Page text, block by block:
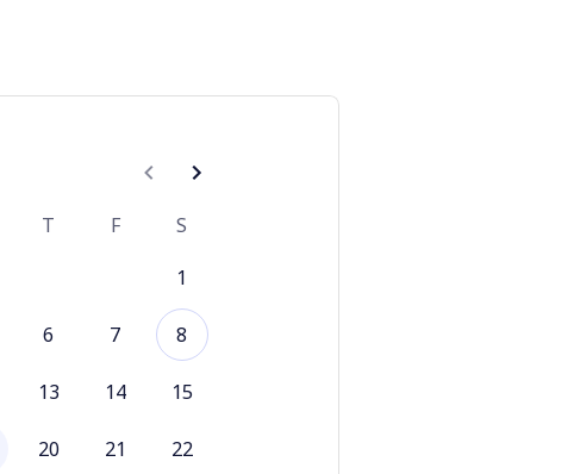
T F
S
1
6 7 8
13 14 15
20 21 22